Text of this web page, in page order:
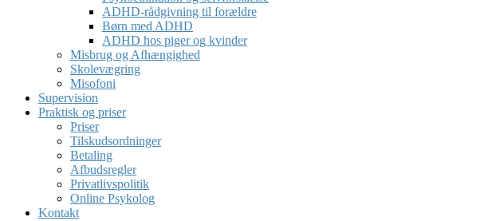
ADHD-rådgivning til forældre
Børn med ADHD
ADHD hos piger og kvinder
Misbrug og Afhængighed
Skolevægring
Misofoni
Supervision
Praktisk og priser
Priser
Tilskudsordninger
Betaling
Afbudsregler
Privatlivspolitik
Online Psykolog
Kontakt